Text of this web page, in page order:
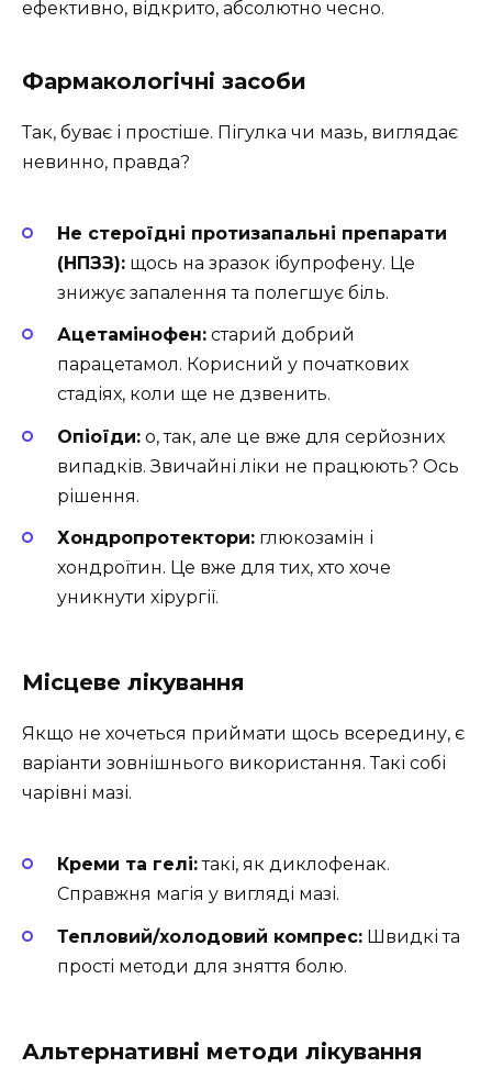
ефективно, відкрито, абсолютно чесно.
Фармакологічні засоби
Так, буває і простіше. Пігулка чи мазь, виглядає
невинно, правда?
Не стероїдні протизапальні препарати
(НПЗЗ): щось на зразок ібупрофену. Це
знижує запалення та полегшує біль.
Ацетамінофен: старий добрий
парацетамол. Корисний у початкових
стадіях, коли ще не дзвенить.
Опіоїди: о, так, але це вже для серйозних
випадків. Звичайні ліки не працюють? Ось
рішення.
Хондропротектори: глюкозамін і
хондроїтин. Це вже для тих, хто хоче
уникнути хірургії.
Місцеве лікування
Якщо не хочеться приймати щось всередину, є
варіанти зовнішнього використання. Такі собі
чарівні мазі.
Креми та гелі:такі, як диклофенак.
Справжня магія у вигляді мазі.
Тепловий/холодовий компрес: Швидкі та
прості методи для зняття болю.
Альтернативні методи лікування